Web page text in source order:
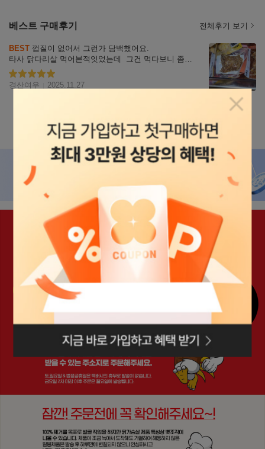
베스트 구매후기
별점5
경산여우 2025.11.27
BEST 껍질이 없어서 그런가 담백했어요.
타사 닭다리살 먹어본적잇었는데  그건 먹다보니 좀
물렸는데 이건 덜 느끼하고 괜찮았네요
리뷰
자세히
보기
전체후기 보기
상세설명 상세정보 리뷰293
팝업닫
로그인페이지로